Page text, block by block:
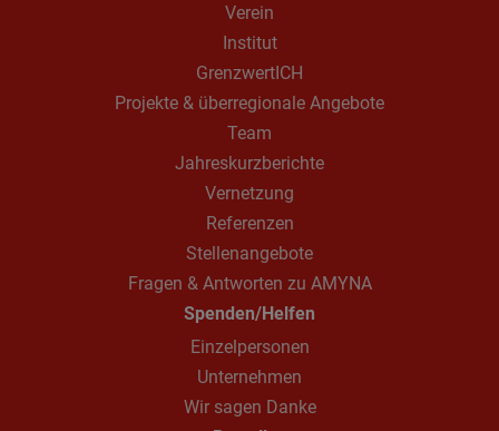
Verein
Institut
GrenzwertICH
Projekte & überregionale Angebote
Team
Jahreskurzberichte
Vernetzung
Referenzen
Stellenangebote
Fragen & Antworten zu AMYNA
Spenden/Helfen
Einzelpersonen
Unternehmen
Wir sagen Danke